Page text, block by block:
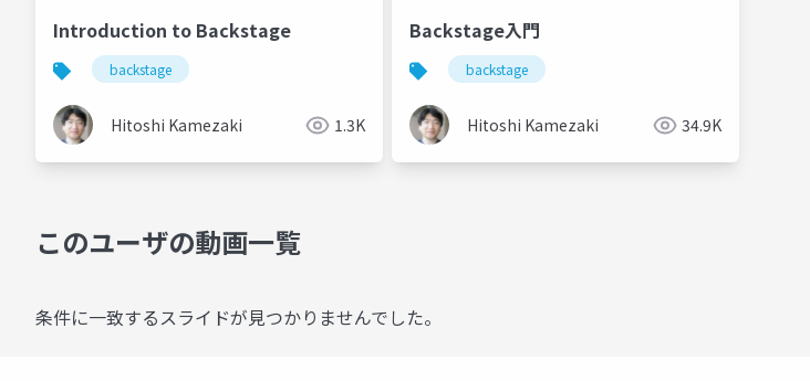
Introduction to Backstage
backstage
Hitoshi Kamezaki 1.3K
Backstage入門
backstage
Hitoshi Kamezaki 34.9K
このユーザの動画一覧
条件に一致するスライドが見つかりませんでした。